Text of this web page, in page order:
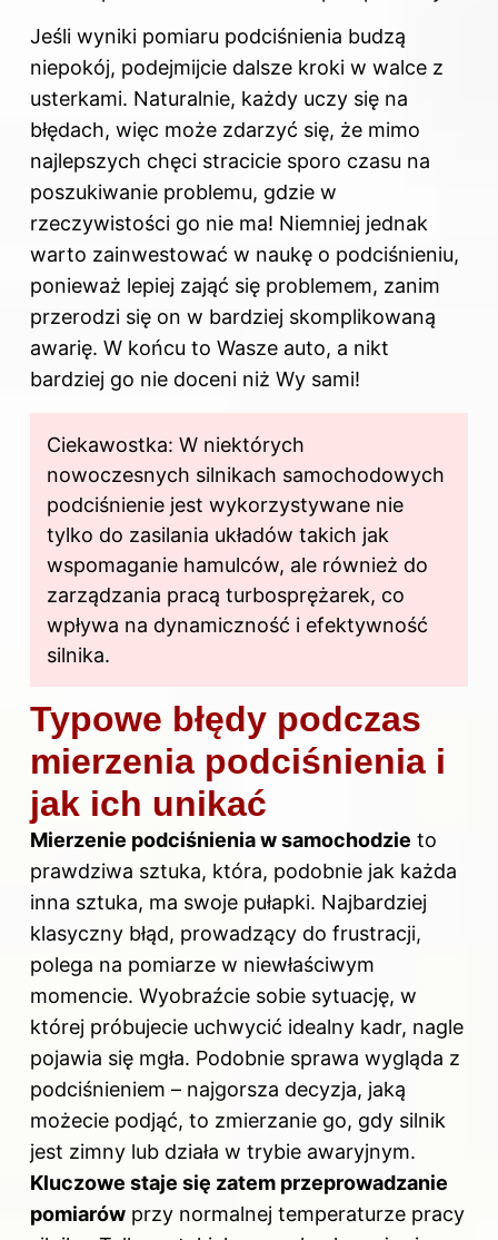
Jeśli wyniki pomiaru podciśnienia budzą
niepokój, podejmijcie dalsze kroki w walce z
usterkami. Naturalnie, każdy uczy się na
błędach, więc może zdarzyć się, że mimo
najlepszych chęci stracicie sporo czasu na
poszukiwanie problemu, gdzie w
rzeczywistości go nie ma! Niemniej jednak
warto zainwestować w naukę o podciśnieniu,
ponieważ lepiej zająć się problemem, zanim
przerodzi się on w bardziej skomplikowaną
awarię. W końcu to Wasze auto, a nikt
bardziej go nie doceni niż Wy sami!
Ciekawostka: W niektórych
nowoczesnych silnikach samochodowych
podciśnienie jest wykorzystywane nie
tylko do zasilania układów takich jak
wspomaganie hamulców, ale również do
zarządzania pracą turbosprężarek, co
wpływa na dynamiczność i efektywność
silnika.
Typowe błędy podczas
mierzenia podciśnienia i
jak ich unikać
Mierzenie podciśnienia w samochodzie to
prawdziwa sztuka, która, podobnie jak każda
inna sztuka, ma swoje pułapki. Najbardziej
klasyczny błąd, prowadzący do frustracji,
polega na pomiarze w niewłaściwym
momencie. Wyobraźcie sobie sytuację, w
której próbujecie uchwycić idealny kadr, nagle
pojawia się mgła. Podobnie sprawa wygląda z
podciśnieniem – najgorsza decyzja, jaką
możecie podjąć, to zmierzanie go, gdy silnik
jest zimny lub działa w trybie awaryjnym.
Kluczowe staje się zatem przeprowadzanie
pomiarów przy normalnej temperaturze pracy